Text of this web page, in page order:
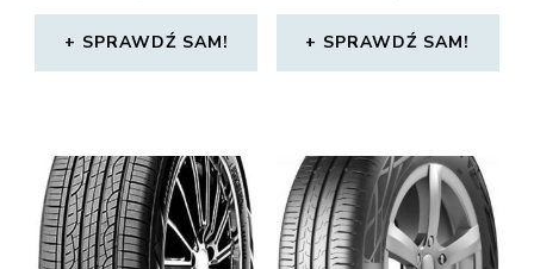
SPRAWDŹ SAM! SPRAWDŹ SAM!